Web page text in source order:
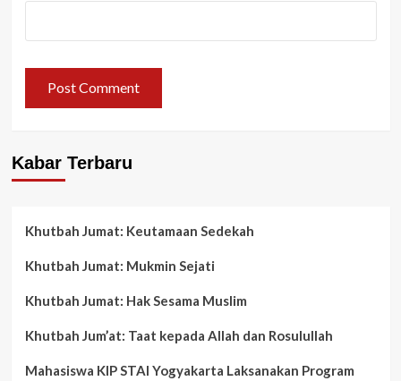
Kabar Terbaru
Khutbah Jumat: Keutamaan Sedekah
Khutbah Jumat: Mukmin Sejati
Khutbah Jumat: Hak Sesama Muslim
Khutbah Jum’at: Taat kepada Allah dan Rosulullah
Mahasiswa KIP STAI Yogyakarta Laksanakan Program